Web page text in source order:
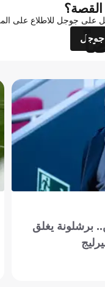
برشلونة يغلق